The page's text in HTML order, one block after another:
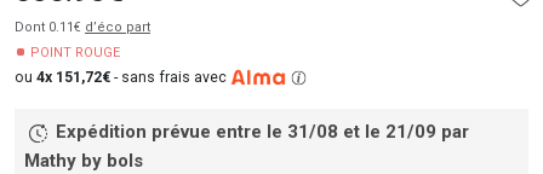
Dont 0.11€ d’éco part
POINT ROUGE
ou 4x 151,72€ - sans frais avec
Expédition prévue entre le 31/08 et le 21/09 par
Mathy by bols